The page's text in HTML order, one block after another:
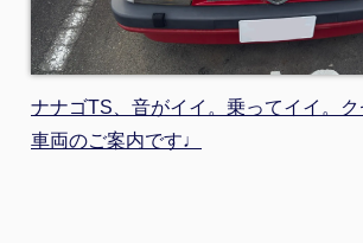
ナナゴTS、音がイイ。乗ってイイ。
車両のご案内です♩